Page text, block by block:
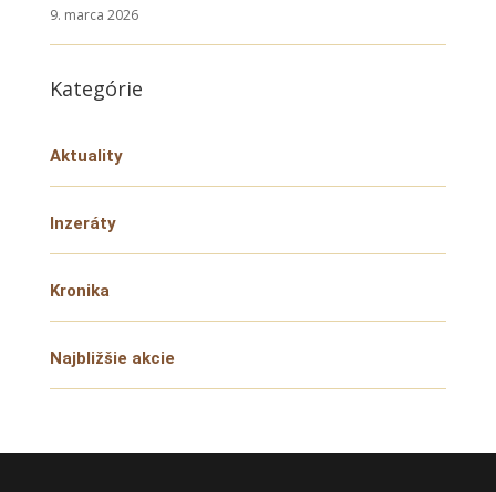
9. marca 2026
Kategórie
Aktuality
Inzeráty
Kronika
Najbližšie akcie